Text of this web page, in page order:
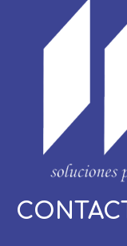
Usuario / Email: